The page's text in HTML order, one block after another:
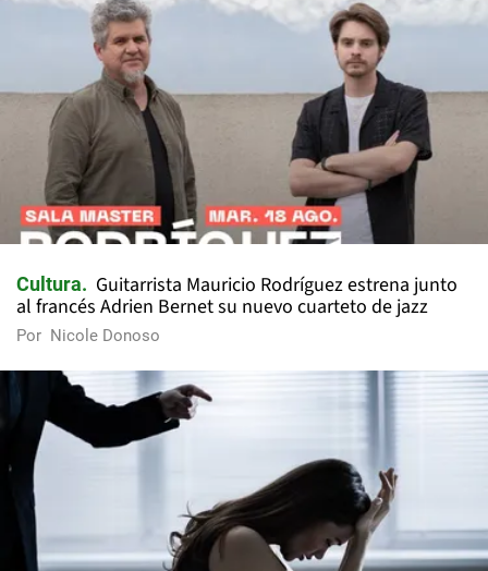
Cultura
Guitarrista Mauricio Rodríguez estrena junto
al francés Adrien Bernet su nuevo cuarteto de jazz
Por Nicole Donoso